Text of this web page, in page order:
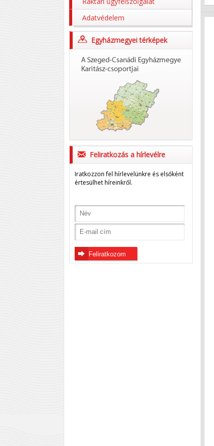
Adatvédelem
Egyházmegyei térképek
Feliratkozás a hírlevélre
Iratkozzon fel hírlevelünkre és elsőként
értesülhet híreinkről.